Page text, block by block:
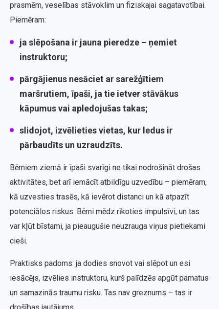
prasmēm, veselības stāvoklim un fiziskajai sagatavotībai.
Piemēram:
ja slēpošana ir jauna pieredze – ņemiet
instruktoru;
pārgājienus nesāciet ar sarežģītiem
maršrutiem, īpaši, ja tie ietver stāvākus
kāpumus vai apledojušas takas;
slidojot, izvēlieties vietas, kur ledus ir
pārbaudīts un uzraudzīts.
Bērniem ziemā ir īpaši svarīgi ne tikai nodrošināt drošas
aktivitātes, bet arī iemācīt atbildīgu uzvedību – piemēram,
kā uzvesties trasēs, kā ievērot distanci un kā atpazīt
potenciālos riskus. Bērni mēdz rīkoties impulsīvi, un tas
var kļūt bīstami, ja pieaugušie neuzrauga viņus pietiekami
cieši.
Praktisks padoms: ja dodies snovot vai slēpot un esi
iesācējs, izvēlies instruktoru, kurš palīdzēs apgūt pamatus
un samazinās traumu risku. Tas nav greznums – tas ir